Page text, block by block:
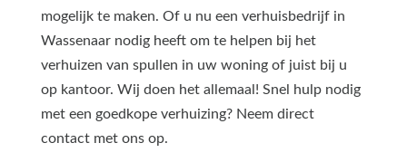
mogelijk te maken. Of u nu een verhuisbedrijf in
Wassenaar nodig heeft om te helpen bij het
verhuizen van spullen in uw woning of juist bij u
op kantoor. Wij doen het allemaal! Snel hulp nodig
met een goedkope verhuizing? Neem direct
contact met ons op.